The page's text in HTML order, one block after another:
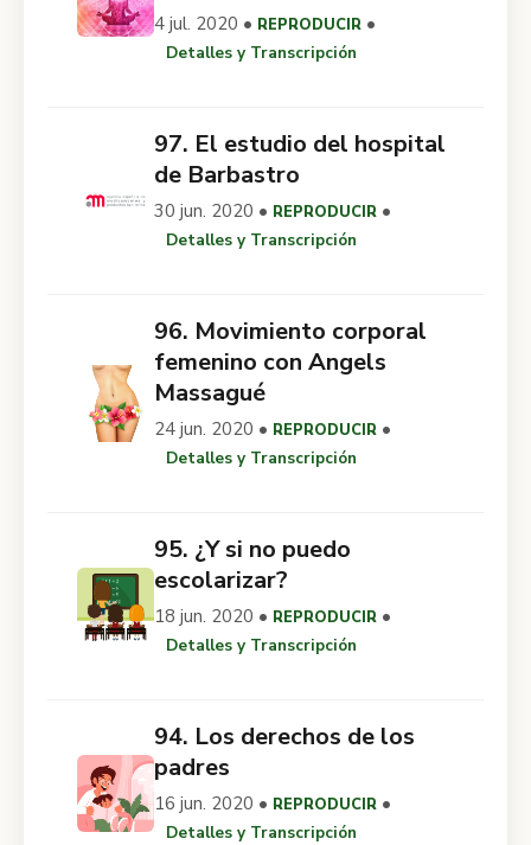
4 jul. 2020 • REPRODUCIR •
Detalles y Transcripción
97. El estudio del hospital
de Barbastro
30 jun. 2020 • REPRODUCIR •
Detalles y Transcripción
96. Movimiento corporal
femenino con Angels
Massagué
24 jun. 2020 • REPRODUCIR •
Detalles y Transcripción
95. ¿Y si no puedo
escolarizar?
18 jun. 2020 • REPRODUCIR •
Detalles y Transcripción
94. Los derechos de los
padres
16 jun. 2020 • REPRODUCIR •
Detalles y Transcripción